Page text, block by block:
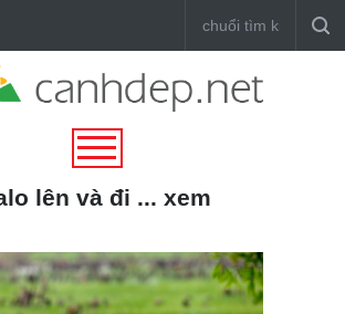
lên và đi ... xem